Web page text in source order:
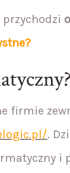
przychodzi
firmie
.
i